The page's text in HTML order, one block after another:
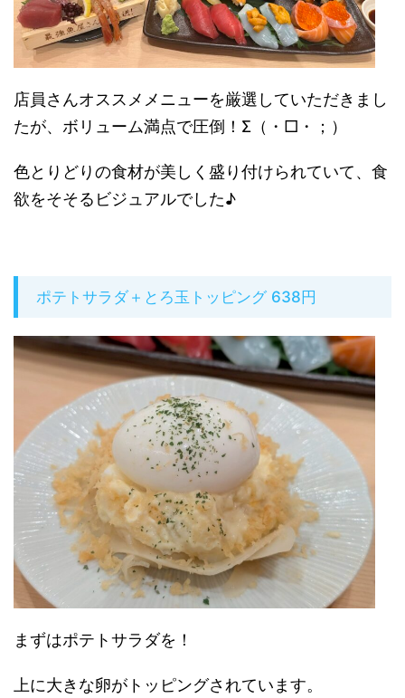
店員さんオススメメニューを厳選していただきまし
たが、ボリューム満点で圧倒！Σ（・□・；）
色とりどりの食材が美しく盛り付けられていて、食
欲をそそるビジュアルでした♪
ポテトサラダ＋とろ玉トッピング 638円
まずはポテトサラダを！
上に大きな卵がトッピングされています。